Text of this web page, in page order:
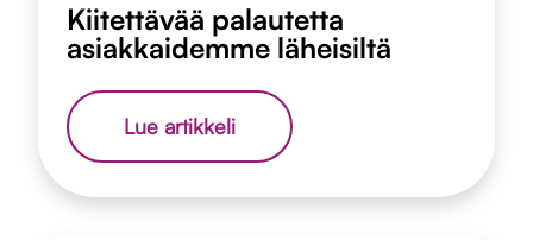
Kiitettävää palautetta
asiakkaidemme läheisiltä
Lue artikkeliKiitettävää
palautetta
asiakkaidemme
läheisiltä